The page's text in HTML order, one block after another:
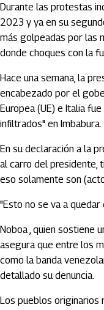
Durante las protestas
2023 y ya en su
más golpeadas por las
donde choques con la
Hace una semana, la
encabezado por el
Europea (UE) e Italia
infiltrados" en Imbabura.
En su declaración a la
al carro del presidente,
eso solamente son
"Esto no se va a quedar
Noboa , quien sostiene
asegura que entre los
como la banda
detallado su denuncia.
Los pueblos originarios